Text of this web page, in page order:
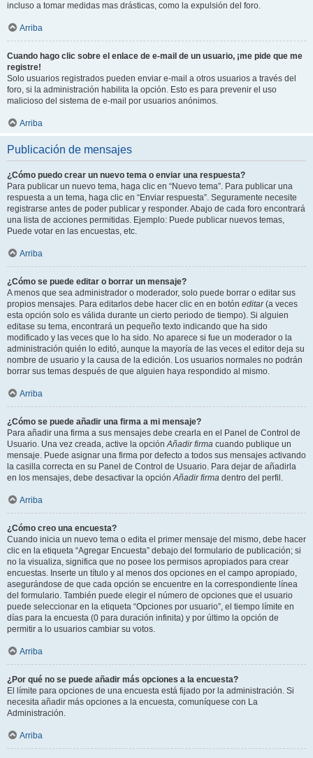
incluso a tomar medidas mas drásticas, como la expulsión del foro.
Arriba
Cuando hago clic sobre el enlace de e-mail de un usuario, ¡me pide que me
registre!
Solo usuarios registrados pueden enviar e-mail a otros usuarios a través del
foro, si la administración habilita la opción. Esto es para prevenir el uso
malicioso del sistema de e-mail por usuarios anónimos.
Arriba
Publicación de mensajes
¿Cómo puedo crear un nuevo tema o enviar una respuesta?
Para publicar un nuevo tema, haga clic en “Nuevo tema”. Para publicar una
respuesta a un tema, haga clic en “Enviar respuesta”. Seguramente necesite
registrarse antes de poder publicar y responder. Abajo de cada foro encontrará
una lista de acciones permitidas. Ejemplo: Puede publicar nuevos temas,
Puede votar en las encuestas, etc.
Arriba
¿Cómo se puede editar o borrar un mensaje?
A menos que sea administrador o moderador, solo puede borrar o editar sus
propios mensajes. Para editarlos debe hacer clic en en botón editar(a veces
esta opción solo es válida durante un cierto periodo de tiempo). Si alguien
editase su tema, encontrará un pequeño texto indicando que ha sido
modificado y las veces que lo ha sido. No aparece si fue un moderador o la
administración quién lo editó, aunque la mayoría de las veces el editor deja su
nombre de usuario y la causa de la edición. Los usuarios normales no podrán
borrar sus temas después de que alguien haya respondido al mismo.
Arriba
¿Cómo se puede añadir una firma a mi mensaje?
Para añadir una firma a sus mensajes debe crearla en el Panel de Control de
Usuario. Una vez creada, active la opciónAñadir firma cuando publique un
mensaje. Puede asignar una firma por defecto a todos sus mensajes activando
la casilla correcta en su Panel de Control de Usuario. Para dejar de añadirla
en los mensajes, debe desactivar la opciónAñadir firma dentro del perfil.
Arriba
¿Cómo creo una encuesta?
Cuando inicia un nuevo tema o edita el primer mensaje del mismo, debe hacer
clic en la etiqueta “Agregar Encuesta” debajo del formulario de publicación; si
no la visualiza, significa que no posee los permisos apropiados para crear
encuestas. Inserte un título y al menos dos opciones en el campo apropiado,
asegurándose de que cada opción se encuentre en la correspondiente línea
del formulario. También puede elegir el número de opciones que el usuario
puede seleccionar en la etiqueta “Opciones por usuario”, el tiempo límite en
días para la encuesta (0 para duración infinita) y por último la opción de
permitir a lo usuarios cambiar su votos.
Arriba
¿Por qué no se puede añadir más opciones a la encuesta?
El límite para opciones de una encuesta está fijado por la administración. Si
necesita añadir más opciones a la encuesta, comuníquese con La
Administración.
Arriba